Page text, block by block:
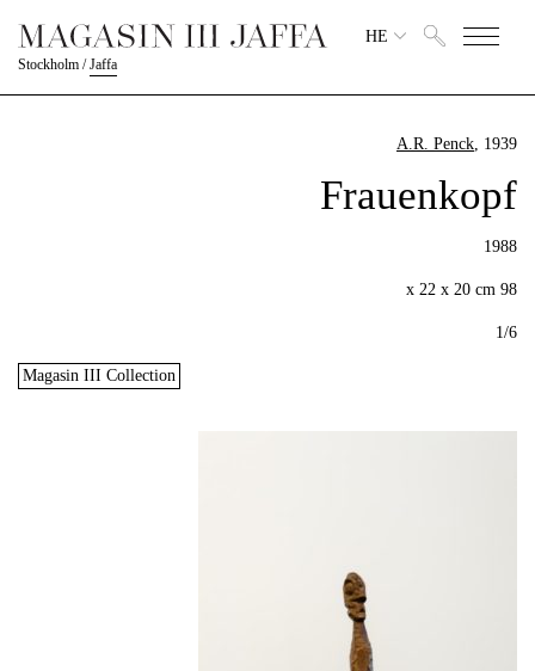
Stockholm /Jaffa
HE
A.R. Penck, 1939
Frauenkopf
1988
98 x 22 x 20 cm
1/6
Magasin III Collection